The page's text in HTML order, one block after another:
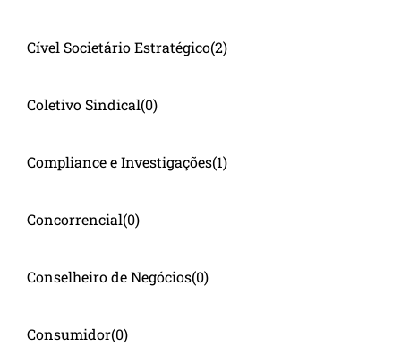
Cível Societário Estratégico(2)
Coletivo Sindical(0)
Compliance e Investigações(1)
Concorrencial(0)
Conselheiro de Negócios(0)
Consumidor(0)